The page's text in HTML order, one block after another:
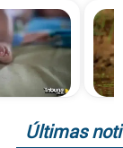
Últimas